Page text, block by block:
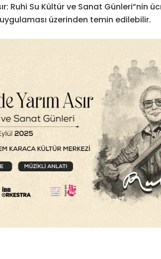
Ruhi Su Kültür ve Sanat Günleri”nin
uygulaması üzerinden temin edilebilir.